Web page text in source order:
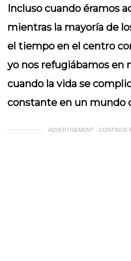
Incluso cuando éramos
mientras la mayoría de
el tiempo en el centro
yo nos refugiábamos en
cuando la vida se
constante en un mundo
ADVERTISEMENT - CONTINUE